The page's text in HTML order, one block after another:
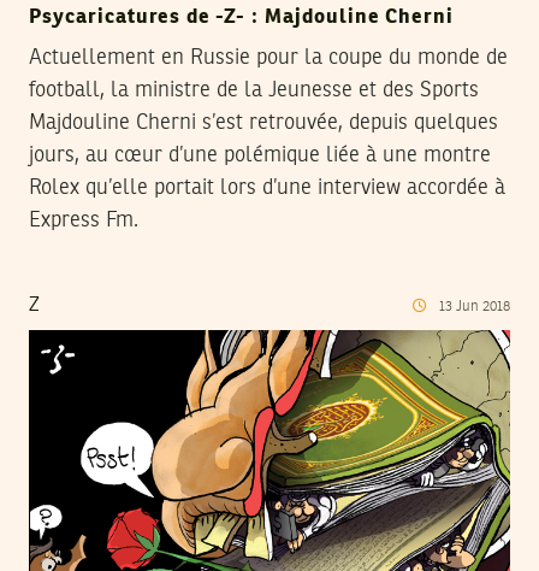
Psycaricatures de -Z- : Majdouline Cherni
Actuellement en Russie pour la coupe du monde de
football, la ministre de la Jeunesse et des Sports
Majdouline Cherni s’est retrouvée, depuis quelques
jours, au cœur d’une polémique liée à une montre
Rolex qu’elle portait lors d’une interview accordée à
Express Fm.
Z 13 Jun 2018